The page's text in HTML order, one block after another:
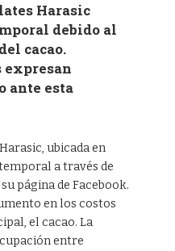
Harasic
debido al
cacao.
expresan
ante esta
ubicada en
a través de
página de Facebook.
en los costos
el cacao. La
entre